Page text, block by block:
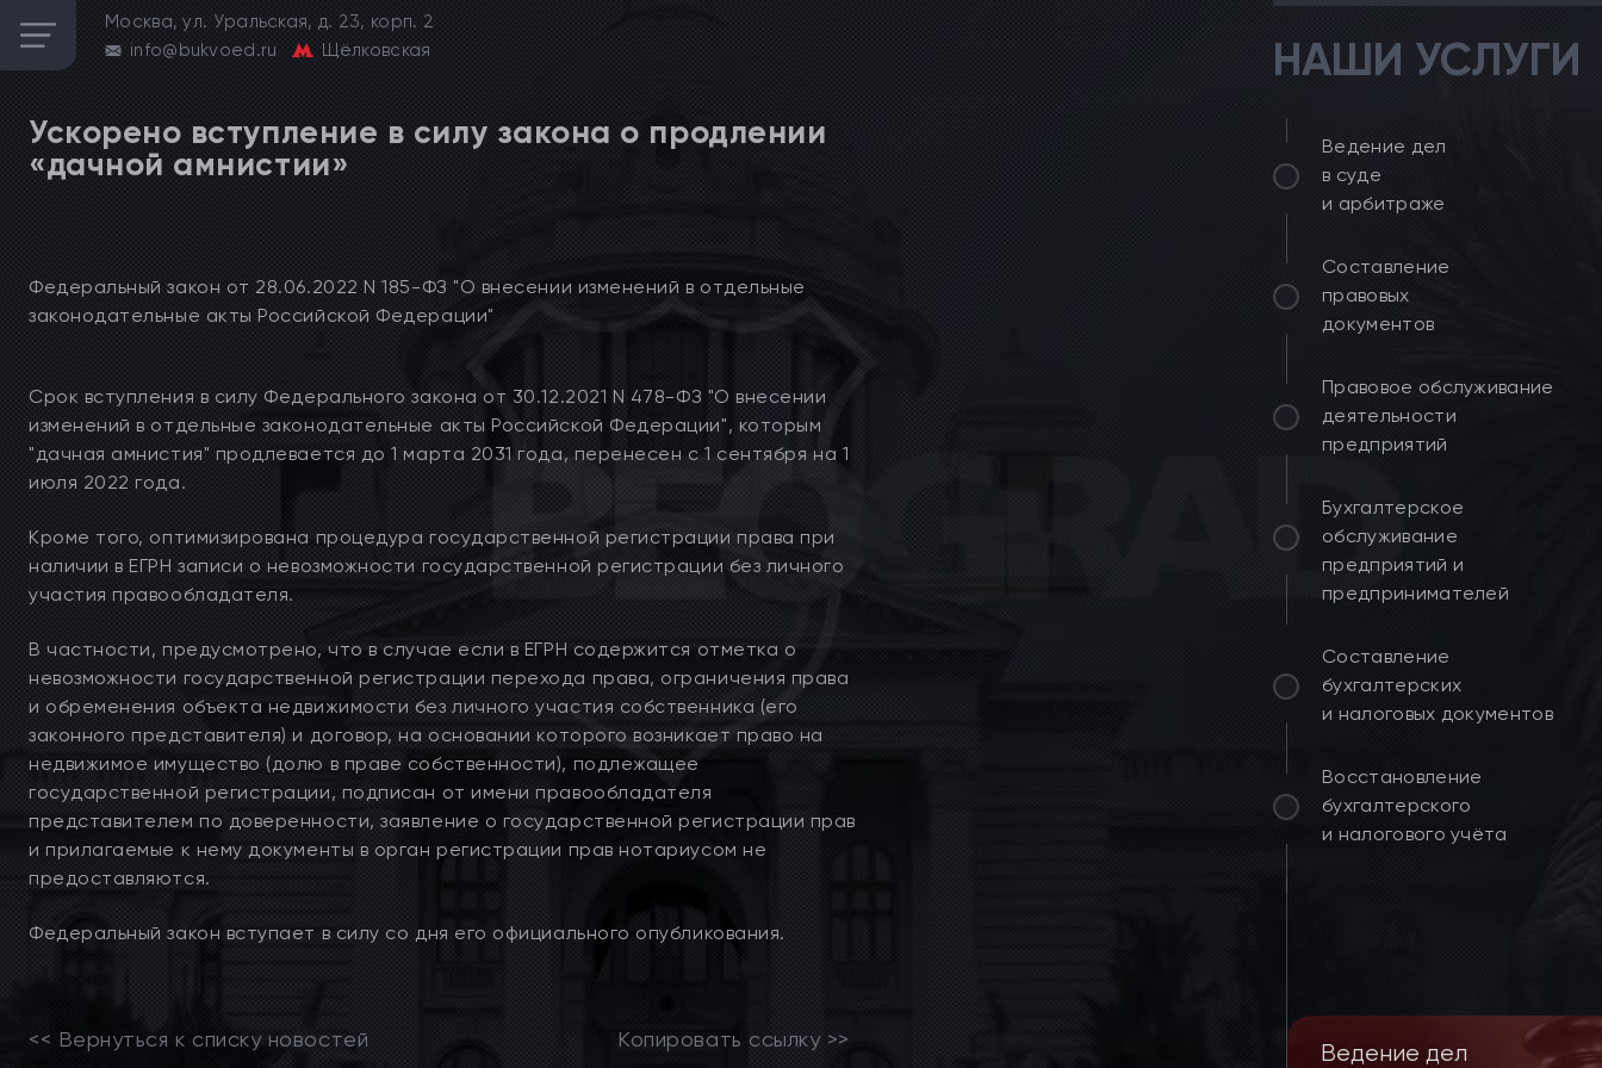
Москва, ул. Уральская, д. 23, корп. 2
info@bukvoed.ru
Щёлковская
Ускорено вступление в силу закона о продлении
«дачной амнистии»
Федеральный закон от 28.06.2022 N 185-ФЗ "О внесении изменений в отдельные
законодательные акты Российской Федерации"
Срок вступления в силу Федерального закона от 30.12.2021 N 478-ФЗ "О внесении
изменений в отдельные законодательные акты Российской Федерации", которым
"дачная амнистия" продлевается до 1 марта 2031 года, перенесен с 1 сентября на 1
июля 2022 года.
Кроме того, оптимизирована процедура государственной регистрации права при
наличии в ЕГРН записи о невозможности государственной регистрации без личного
участия правообладателя.
В частности, предусмотрено, что в случае если в ЕГРН содержится отметка о
невозможности государственной регистрации перехода права, ограничения права
и обременения объекта недвижимости без личного участия собственника (его
законного представителя) и договор, на основании которого возникает право на
недвижимое имущество (долю в праве собственности), подлежащее
государственной регистрации, подписан от имени правообладателя
представителем по доверенности, заявление о государственной регистрации прав
и прилагаемые к нему документы в орган регистрации прав нотариусом не
предоставляются.
Федеральный закон вступает в силу со дня его официального опубликования.
Копировать ссылку >>
<< Вернуться к списку новостей
НАШИ УСЛУГИ
Ведение дел
в суде
и арбитраже
Составление
правовых
документов
Правовое обслуживание
деятельности
предприятий
Бухгалтерское
обслуживание
предприятий и
предпринимателей
Составление
бухгалтерских
и налоговых документов
Восстановление
бухгалтерского
и налогового учёта
Абонентское